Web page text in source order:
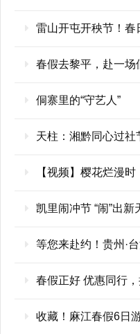
雷山开屯开秧节！春
春假去黎平，赴一场
侗寨里的“守艺人”
天柱：湘黔同心过社
【视频】樱花烂漫
凯里闹冲节 “闹”出新
等您来赴约！贵州·
春假正好 优惠同行
收藏！麻江春假6日